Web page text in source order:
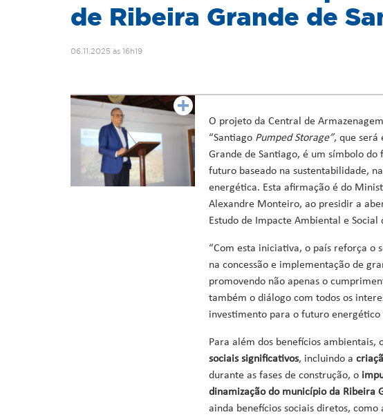
Ministro da Saúde
Ministro da Educação, Formação Profissional, Ensino Superior, Ciência e Inovação
Ministro do Ambiente, Ação Climática e Energia
Ministro da Coordenação de Projetos Especiais e Acesso a Fundos
de Ribeira Grande de
06.11.2025 às 16h19
O projeto da Central de
“Santiago Pumped Storage”, que será
Grande de Santiago, é um símbolo
futuro baseado na sustentabilidade,
energética. Esta afirmação é do
Alexandre Monteiro, ao presidir a
Estudo de Impacte Ambiental e Social
“Com esta iniciativa, o país reforça o
na concessão e implementação de
promovendo não apenas o
também o diálogo com todos os
investimento para o futuro energético
Para além dos benefícios ambientais,
sociais significativos, incluindo a
durante as fases de construção, o
dinamização do município da Ribeira
ainda benefícios sociais diretos, como